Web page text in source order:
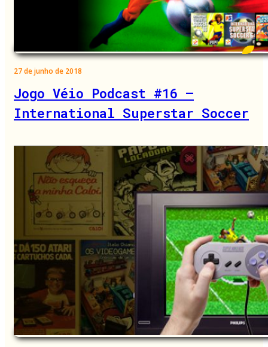
27 de junho de 2018
Jogo Véio Podcast #16 –
International Superstar Soccer